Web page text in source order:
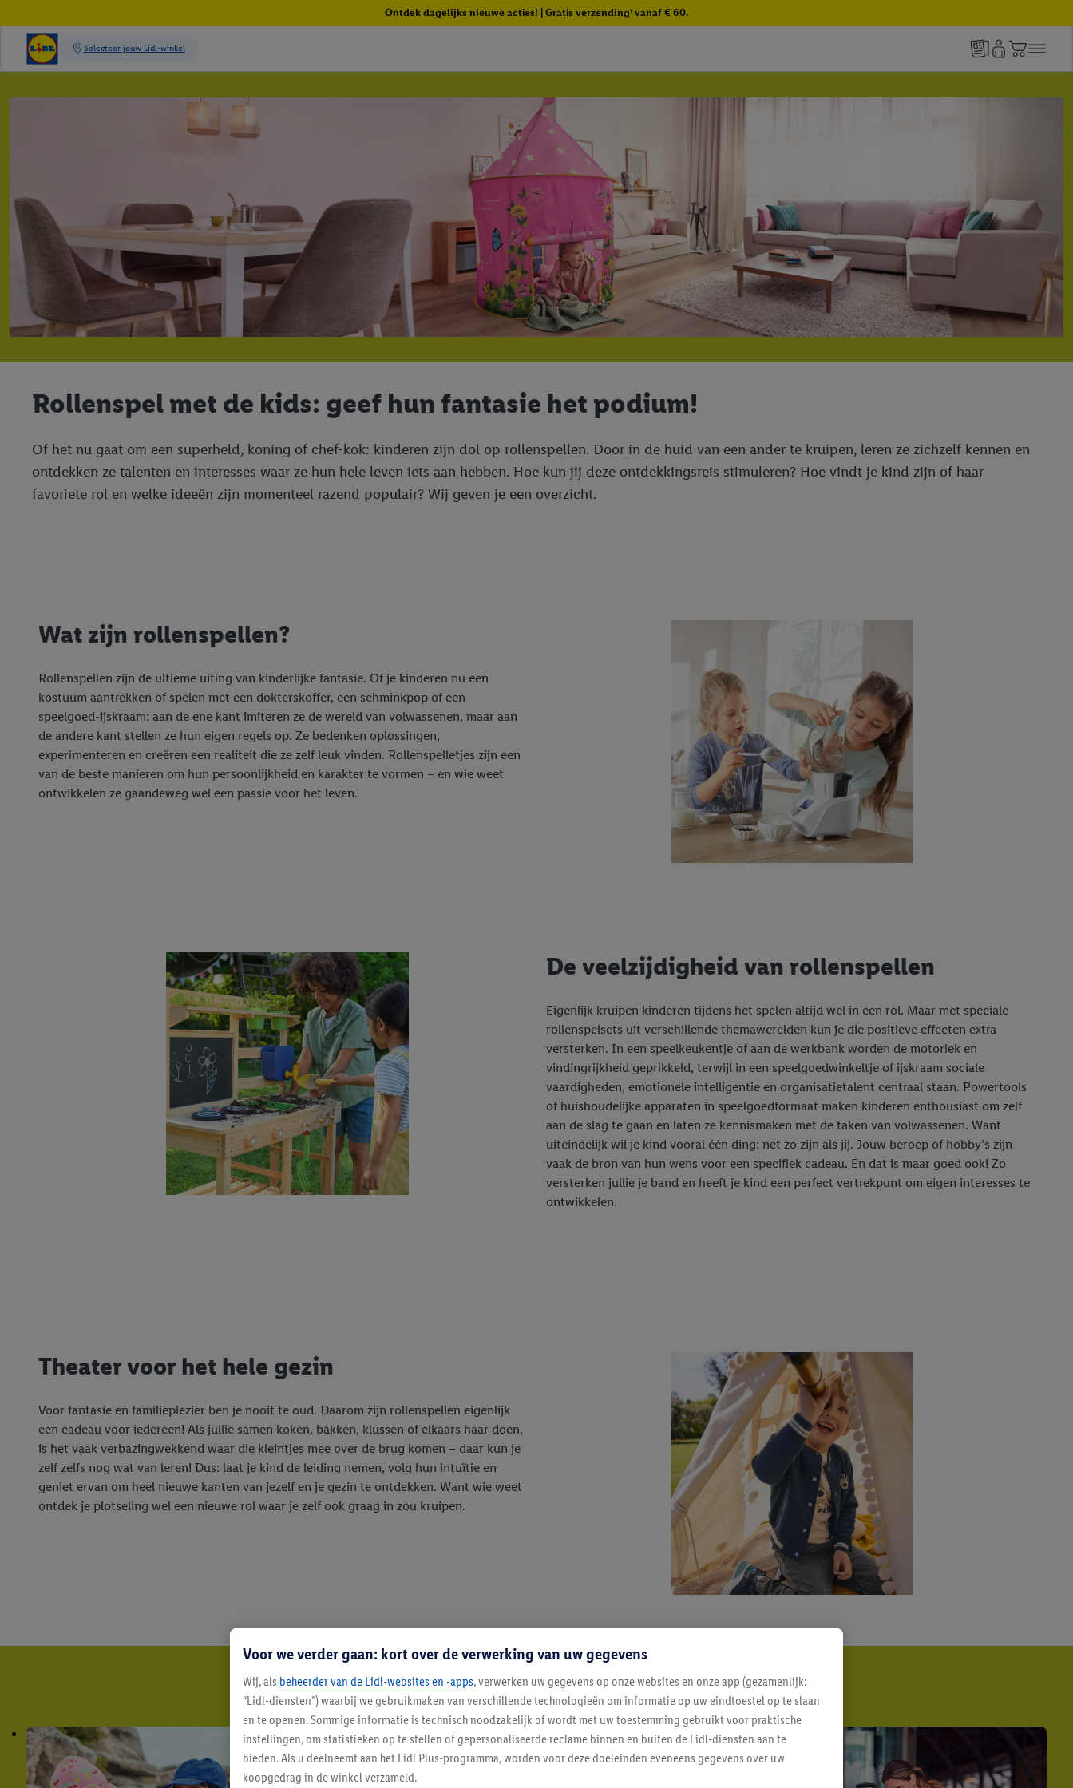
Ontdek dagelijks nieuwe acties! | Gratis verzending¹ vanaf € 60.
Rollenspel met de kids: geef hun fantasie het podium!
Of het nu gaat om een superheld, koning of chef-kok: kinderen zijn dol op rollenspellen. Door in de huid van een ander te kruipen, leren ze zichzelf kennen en
ontdekken ze talenten en interesses waar ze hun hele leven iets aan hebben. Hoe kun jij deze ontdekkingsreis stimuleren? Hoe vindt je kind zijn of haar
favoriete rol en welke ideeën zijn momenteel razend populair? Wij geven je een overzicht.
Wat zijn rollenspellen?
Rollenspellen zijn de ultieme uiting van kinderlijke fantasie. Of je kinderen nu een
kostuum aantrekken of spelen met een dokterskoffer, een schminkpop of een
speelgoed-ijskraam: aan de ene kant imiteren ze de wereld van volwassenen, maar aan
de andere kant stellen ze hun eigen regels op. Ze bedenken oplossingen,
experimenteren en creëren een realiteit die ze zelf leuk vinden. Rollenspelletjes zijn een
van de beste manieren om hun persoonlijkheid en karakter te vormen – en wie weet
ontwikkelen ze gaandeweg wel een passie voor het leven.
De veelzijdigheid van rollenspellen
Eigenlijk kruipen kinderen tijdens het spelen altijd wel in een rol. Maar met speciale
rollenspelsets uit verschillende themawerelden kun je die positieve effecten extra
versterken. In een speelkeukentje of aan de werkbank worden de motoriek en
vindingrijkheid geprikkeld, terwijl in een speelgoedwinkeltje of ijskraam sociale
vaardigheden, emotionele intelligentie en organisatietalent centraal staan. Powertools
of huishoudelijke apparaten in speelgoedformaat maken kinderen enthousiast om zelf
aan de slag te gaan en laten ze kennismaken met de taken van volwassenen. Want
uiteindelijk wil je kind vooral één ding: net zo zijn als jij. Jouw beroep of hobby’s zijn
vaak de bron van hun wens voor een specifiek cadeau. En dat is maar goed ook! Zo
versterken jullie je band en heeft je kind een perfect vertrekpunt om eigen interesses te
ontwikkelen.
Theater voor het hele gezin
Voor fantasie en familieplezier ben je nooit te oud. Daarom zijn rollenspellen eigenlijk
een cadeau voor iedereen! Als jullie samen koken, bakken, klussen of elkaars haar doen,
is het vaak verbazingwekkend waar die kleintjes mee over de brug komen – daar kun je
zelf zelfs nog wat van leren! Dus: laat je kind de leiding nemen, volg hun intuïtie en
geniet ervan om heel nieuwe kanten van jezelf en je gezin te ontdekken. Want wie weet
ontdek je plotseling wel een nieuwe rol waar je zelf ook graag in zou kruipen.
Nog meer inspiratie
Voor we verder gaan: kort over de verwerking van uw gegevens
Wij, als beheerder van de Lidl-websites en -apps, verwerken uw gegevens op onze websites en onze app (gezamenlijk:
“Lidl-diensten”) waarbij we gebruikmaken van verschillende technologieën om informatie op uw eindtoestel op te slaan
en te openen. Sommige informatie is technisch noodzakelijk of wordt met uw toestemming gebruikt voor praktische
instellingen, om statistieken op te stellen of gepersonaliseerde reclame binnen en buiten de Lidl-diensten aan te
bieden. Als u deelneemt aan het Lidl Plus-programma, worden voor deze doeleinden eveneens gegevens over uw
koopgedrag in de winkel verzameld.